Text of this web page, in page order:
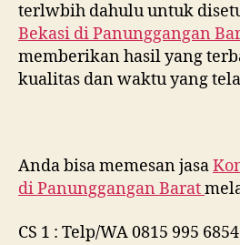
terlwbih dahulu untuk
Bekasi diPanunggangan
memberikan hasil yang
kualitas dan waktu yang
Anda bisa memesan jasa
diPanunggangan Barat
CS 1 : Telp/WA 0815 995 6854